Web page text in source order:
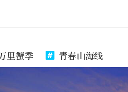
里蟹季 青春山海线